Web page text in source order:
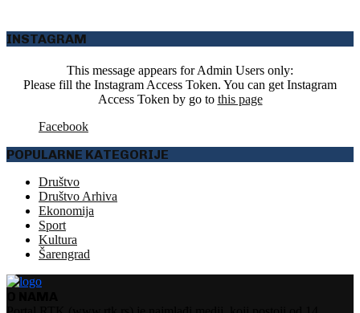
INSTAGRAM
This message appears for Admin Users only:
Please fill the Instagram Access Token. You can get Instagram
Access Token by go to this page
Facebook
POPULARNE KATEGORIJE
Društvo
Društvo Arhiva
Ekonomija
Sport
Kultura
Šarengrad